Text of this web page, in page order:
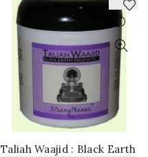
Taliah Waajid : Black Earth